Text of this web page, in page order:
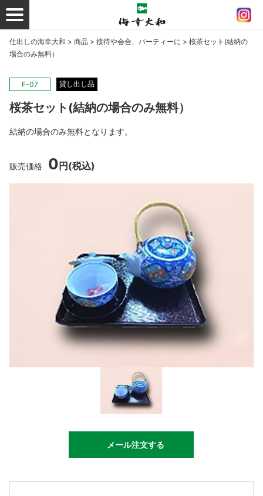
仕出しの海幸大和 > 商品 > 接待や会合、パーティーに > 桜茶セット(結納の
場合のみ無料）
F-07 貸し出し品
桜茶セット(結納の場合のみ無料）
結納の場合のみ無料となります。
販売価格 0 円 (税込)
メール注文する